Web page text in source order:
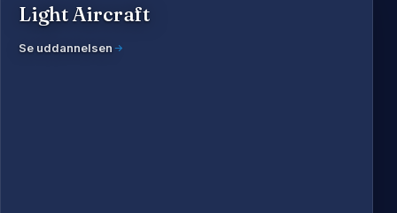
Light Aircraft
Se uddannelsen